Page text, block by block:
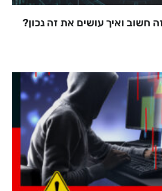
ואיך עושים את זה נכון?